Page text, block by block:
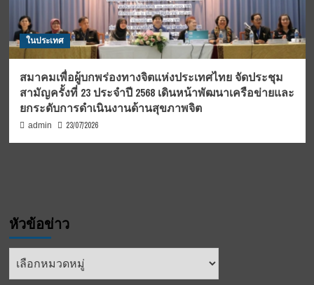
ในประเทศ
สมาคมเพื่อผู้บกพร่องทางจิตแห่งประเทศไทย จัดประชุม
สามัญครั้งที่ 23 ประจำปี 2568 เดินหน้าพัฒนาเครือข่ายและ
ยกระดับการดำเนินงานด้านสุขภาพจิต
admin 23/07/2026
หัวข้อข่าว
หัวข้อ